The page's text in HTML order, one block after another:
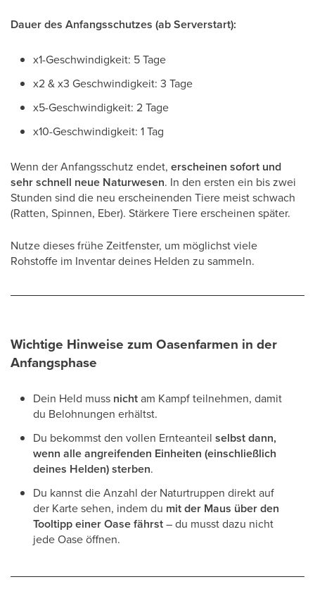
Dauer des Anfangsschutzes (ab Serverstart):
x1-Geschwindigkeit: 5 Tage
x2 & x3 Geschwindigkeit: 3 Tage
x5-Geschwindigkeit: 2 Tage
x10-Geschwindigkeit: 1 Tag
Wenn der Anfangsschutz endet, erscheinen sofort und
sehr schnell neue Naturwesen. In den ersten ein bis zwei
Stunden sind die neu erscheinenden Tiere meist schwach
(Ratten, Spinnen, Eber). Stärkere Tiere erscheinen später.
Nutze dieses frühe Zeitfenster, um möglichst viele
Rohstoffe im Inventar deines Helden zu sammeln.
Wichtige Hinweise zum Oasenfarmen in der
Anfangsphase
Dein Held muss nichtam Kampf teilnehmen, damit
du Belohnungen erhältst.
Du bekommst den vollen Ernteanteil selbst dann,
wenn alle angreifenden Einheiten (einschließlich
deines Helden) sterben.
Du kannst die Anzahl der Naturtruppen direkt auf
der Karte sehen, indem du mit der Maus über den
Tooltipp einer Oase fährst– du musst dazu nicht
jede Oase öffnen.